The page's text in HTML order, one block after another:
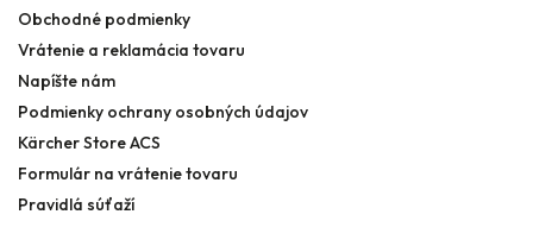
Obchodné podmienky
Vrátenie a reklamácia tovaru
Napíšte nám
Podmienky ochrany osobných údajov
Kärcher Store ACS
Formulár na vrátenie tovaru
Pravidlá súťaží